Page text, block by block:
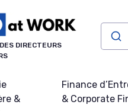
DIRECTEURS
&
Finance
& Corporate